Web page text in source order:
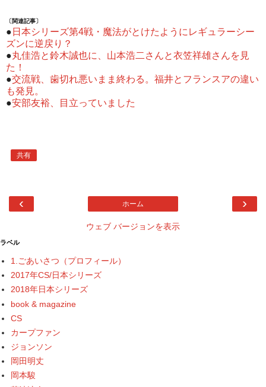
〔関連記事〕
● 日本シリーズ第4戦・魔法がとけたようにレギュラーシー
ズンに逆戻り？
●丸佳浩と鈴木誠也に、山本浩二さんと衣笠祥雄さんを見
た！
●交流戦、歯切れ悪いまま終わる。福井とフランスアの違い
も発見。
●安部友裕、目立っていました
共有
‹ ›
ホーム
ウェブ バージョンを表示
ラベル
1.ごあいさつ（プロフィール）
2017年CS/日本シリーズ
2018年日本シリーズ
book & magazine
CS
カープファン
ジョンソン
岡田明丈
岡本駿